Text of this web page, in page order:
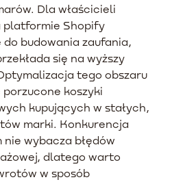
Dla właścicieli
platformie Shopify
budowania zaufania,
się na wyższy
tego obszaru
koszyki
kupujących w stałych,
marki. Konkurencja
wybacza błędów
dlatego warto
w sposób